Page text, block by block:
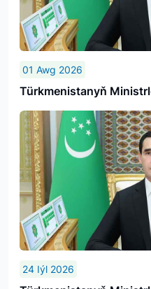
01 Awg 2026
Türkmenistanyň
24 Iýl 2026